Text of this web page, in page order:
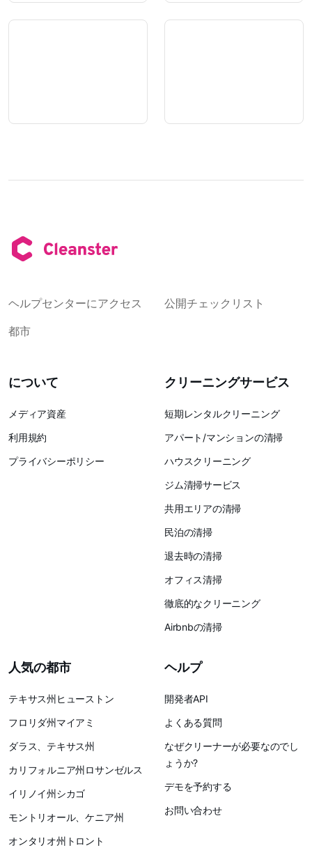
ヘルプセンターにアクセス
公開チェックリスト
都市
について
メディア資産
利用規約
プライバシーポリシー
クリーニングサービス
短期レンタルクリーニング
アパート/マンションの清掃
ハウスクリーニング
ジム清掃サービス
共用エリアの清掃
民泊の清掃
退去時の清掃
オフィス清掃
徹底的なクリーニング
Airbnbの清掃
人気の都市
テキサス州ヒューストン
フロリダ州マイアミ
ダラス、テキサス州
カリフォルニア州ロサンゼルス
イリノイ州シカゴ
モントリオール、ケニア州
オンタリオ州トロント
ヘルプ
開発者API
よくある質問
なぜクリーナーが必要なのでし
ょうか?
デモを予約する
お問い合わせ